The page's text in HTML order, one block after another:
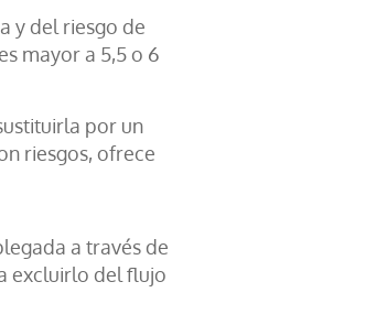
y del riesgo de
mayor a 5,5 o 6
por un
riesgos, ofrece
a través de
excluirlo del flujo